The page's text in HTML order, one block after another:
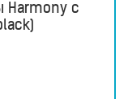
Harmony с